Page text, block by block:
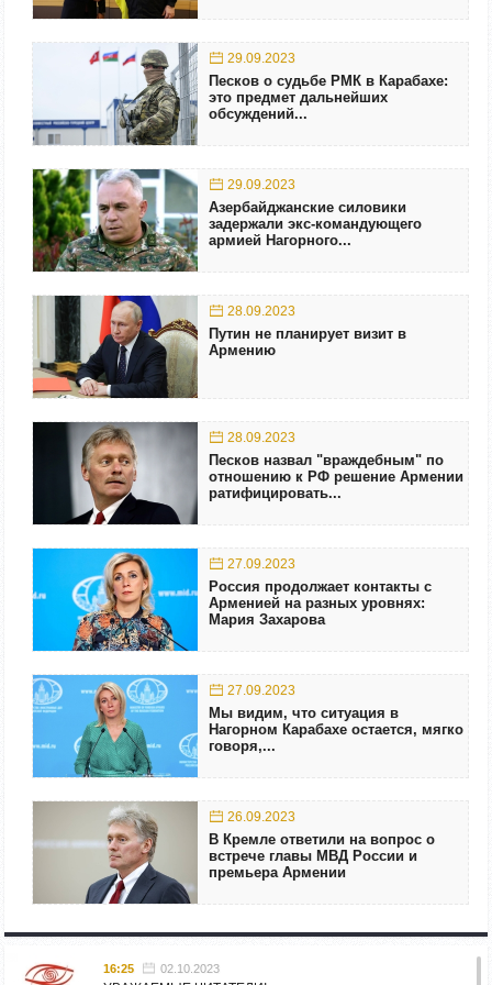
29.09.2023
Песков о судьбе РМК в Карабахе:
это предмет дальнейших
обсуждений...
29.09.2023
Азербайджанские силовики
задержали экс-командующего
армией Нагорного...
28.09.2023
Путин не планирует визит в
Армению
28.09.2023
Песков назвал "враждебным" по
отношению к РФ решение Армении
ратифицировать...
27.09.2023
Россия продолжает контакты с
Арменией на разных уровнях:
Мария Захарова
27.09.2023
Мы видим, что ситуация в
Нагорном Карабахе остается, мягко
говоря,...
26.09.2023
В Кремле ответили на вопрос о
встрече главы МВД России и
премьера Армении
16:25 02.10.2023